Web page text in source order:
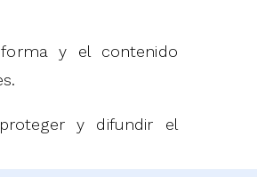
y el contenido
y difundir el